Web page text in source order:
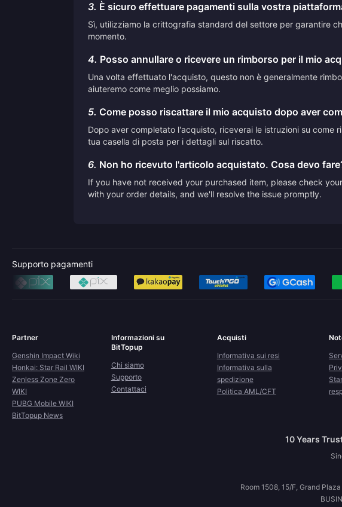
3. È sicuro effettuare pagamenti sulla vostra
Sì, utilizziamo la crittografia standard del settore per garantire
momento.
4. Posso annullare o ricevere un rimborso per il mio
Una volta effettuato l'acquisto, questo non è generalmente
aiuteremo come meglio possiamo.
5. Come posso riscattare il mio acquisto dopo aver
Dopo aver completato l'acquisto, riceverai le istruzioni su
tua casella di posta per i dettagli sul riscatto.
6. Non ho ricevuto l'articolo acquistato. Cosa devo
If you have not received your purchased item, please check
with your order details, and we'll resolve the issue promptly.
Supporto pagamenti
Partner
Genshin Impact Wiki
Honkai: Star Rail WIKI
Zenless Zone Zero
WIKI
PUBG Mobile WIKI
BitTopup News
Informazioni su
BitTopup
Chi siamo
Supporto
Contattaci
Acquisti
Informativa sui resi
Informativa sulla
spedizione
Politica AML/CFT
10 Years
Room 1508, 15/F, Grand